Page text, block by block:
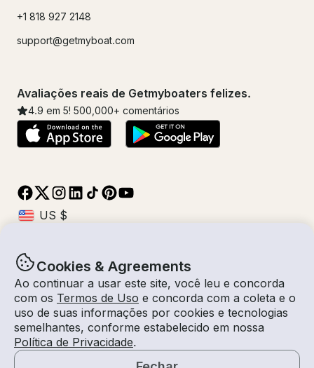
Cookies & Agreements
Ao continuar a usar este site, você leu e concorda
com os Termos de Uso e concorda com a coleta e o
uso de suas informações por cookies e tecnologias
semelhantes, conforme estabelecido em nossa
Política de Privacidade.
+1 818 927 2148
support@getmyboat.com
Avaliações reais de Getmyboaters felizes.
4.9 em 5! 500,000+ comentários
© Getmyboat 2026TermosPrivacidade
10 ago 2026
4 horas2 Convidados
Com Capitão
$832 /hora